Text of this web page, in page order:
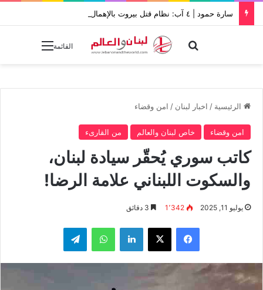
القائمة
الرئيسية / اخبار لبنان / امن وقضاء
امن وقضاء خاص لبنان والعالم من القارىء
كاتب سوري يُحقّر سيادة لبنان،
والسكوت اللبناني علامة الرضا!
يوليو 11, 2025 1٬342
فيسبوك لينكدإن واتساب